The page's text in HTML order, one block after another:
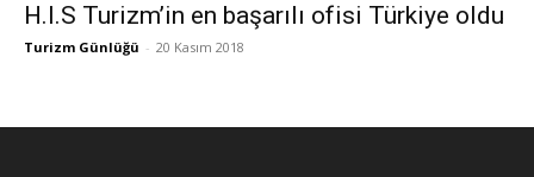
H.I.S Turizm’in en başarılı ofisi Türkiye oldu
Turizm Günlüğü - 20 Kasım 2018